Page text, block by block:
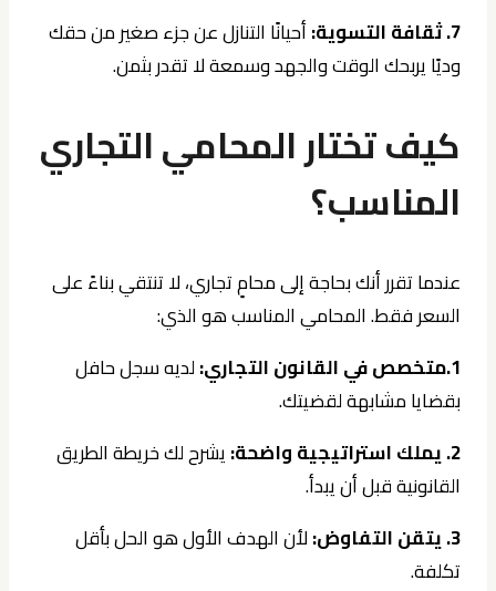
7. ثقافة التسوية:
أحيانًا التنازل عن جزء صغير من حقك
وديًا يربحك الوقت والجهد وسمعة لا تقدر بثمن.
كيف تختار المحامي التجاري
المناسب؟
عندما تقرر أنك بحاجة إلى محامٍ تجاري، لا تنتقي بناءً على
السعر فقط. المحامي المناسب هو الذي:
1.متخصص في القانون التجاري:
لديه سجل حافل
بقضايا مشابهة لقضيتك.
2. يملك استراتيجية واضحة:
يشرح لك خريطة الطريق
القانونية قبل أن يبدأ.
3. يتقن التفاوض:
لأن الهدف الأول هو الحل بأقل
تكلفة.